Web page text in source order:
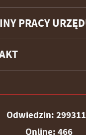
PRACY
Odwiedzin:
Online: 466